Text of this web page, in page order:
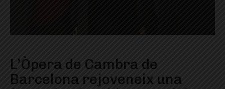
L’Òpera de Cambra de
Barcelona rejoveneix una